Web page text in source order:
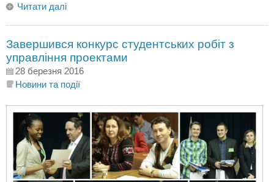
Читати далі
Завершився конкурс студентських робіт з
управління проектами
28 березня 2016
Новини та події